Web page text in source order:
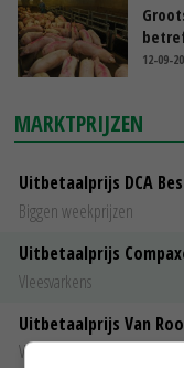
12-09-
MARKTPRIJZEN
Uitbetaalprijs DCA
Biggen weekprijzen
Uitbetaalprijs
Vleesvarkens
Uitbetaalprijs Van
Vleesvarkens